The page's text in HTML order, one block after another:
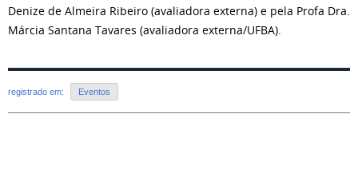
Denize de Almeira Ribeiro (avaliadora externa) e pela Profa Dra.
Márcia Santana Tavares (avaliadora externa/UFBA).
registrado em: Eventos